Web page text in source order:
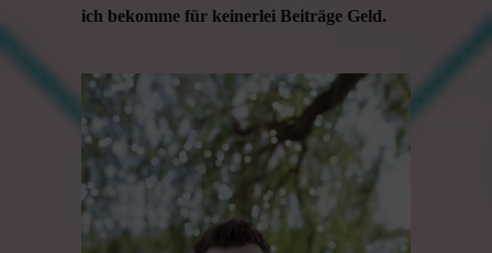
ich bekomme für keinerlei Beiträge Geld.